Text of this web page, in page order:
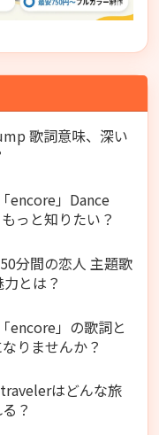
歌詞意味、深い
encore」Dance
っと知りたい？
分間の恋人 主題歌
力とは？
encore」の歌詞と
りませんか？
はどんな旅
？